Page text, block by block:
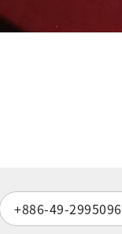
+886-49-2995096